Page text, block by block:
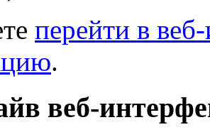
перейти в
.
веб-